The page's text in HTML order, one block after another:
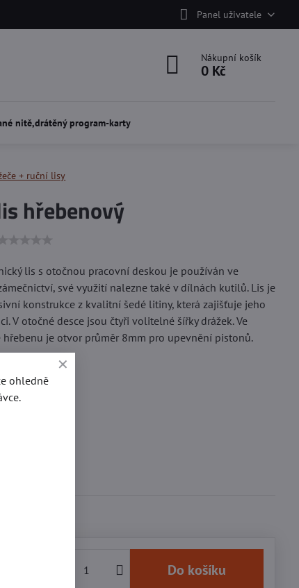
Panel uživatele
Nákupní košík
0 Kč
nitě,drátěný program-karty
+ ruční lisy
hřebenový
lis s otočnou pracovní deskou je používán ve
své využití nalezne také v dílnách kutilů. Lis je
konstrukce z kvalitní šedé litiny, která zajišťuje jeho
V otočné desce jsou čtyři volitelné šířky drážek. Ve
hřebenu je otvor průměr 8mm pro upevnění pistonů.
Do košíku
ohledně